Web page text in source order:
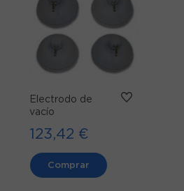
Electrodo de
vacío
123,42 €
Comprar